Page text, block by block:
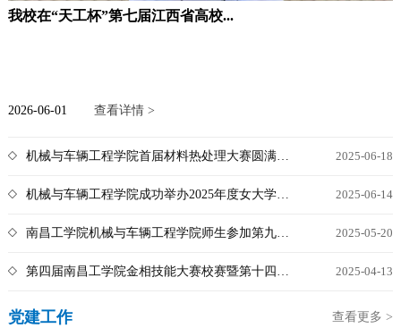
我校在“天工杯”第七届江西省高校...
2026-06-01 查看详情 >
机械与车辆工程学院首届材料热处理大赛圆满落幕 2025-06-18
机械与车辆工程学院成功举办2025年度女大学生求职大赛院级决赛 2025-06-14
南昌工学院机械与车辆工程学院师生参加第九届江西省大学生金相技... 2025-05-20
第四届南昌工学院金相技能大赛校赛暨第十四届全国金相技能大赛选... 2025-04-13
党建工作 查看更多 >